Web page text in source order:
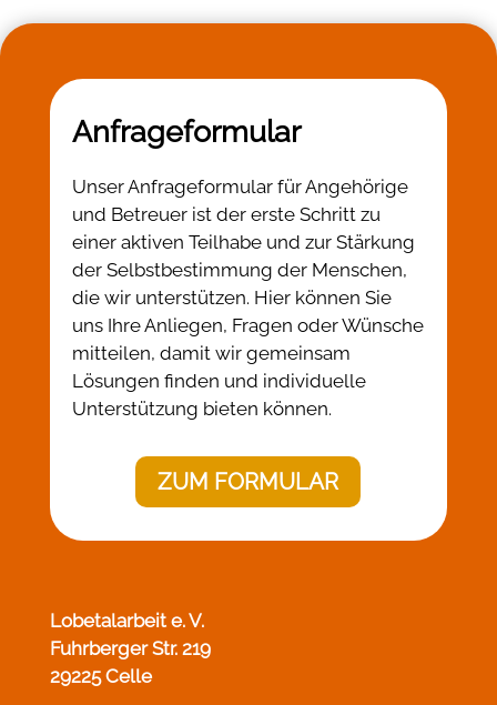
Anfrageformular
Unser Anfrageformular für Angehörige
und Betreuer ist der erste Schritt zu
einer aktiven Teilhabe und zur Stärkung
der Selbstbestimmung der Menschen,
die wir unterstützen. Hier können Sie
uns Ihre Anliegen, Fragen oder Wünsche
mitteilen, damit wir gemeinsam
Lösungen finden und individuelle
Unterstützung bieten können.
ZUM FORMULAR
Lobetalarbeit e. V.
Fuhrberger Str. 219
29225 Celle